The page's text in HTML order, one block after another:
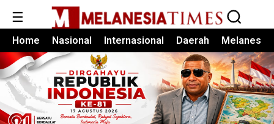
☰
Home Nasional Internasional Daerah Melanesia